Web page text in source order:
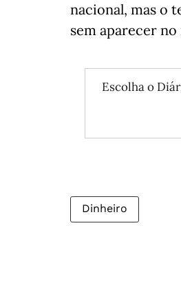
nacional, mas o
sem aparecer
Escolha o
Dinheiro